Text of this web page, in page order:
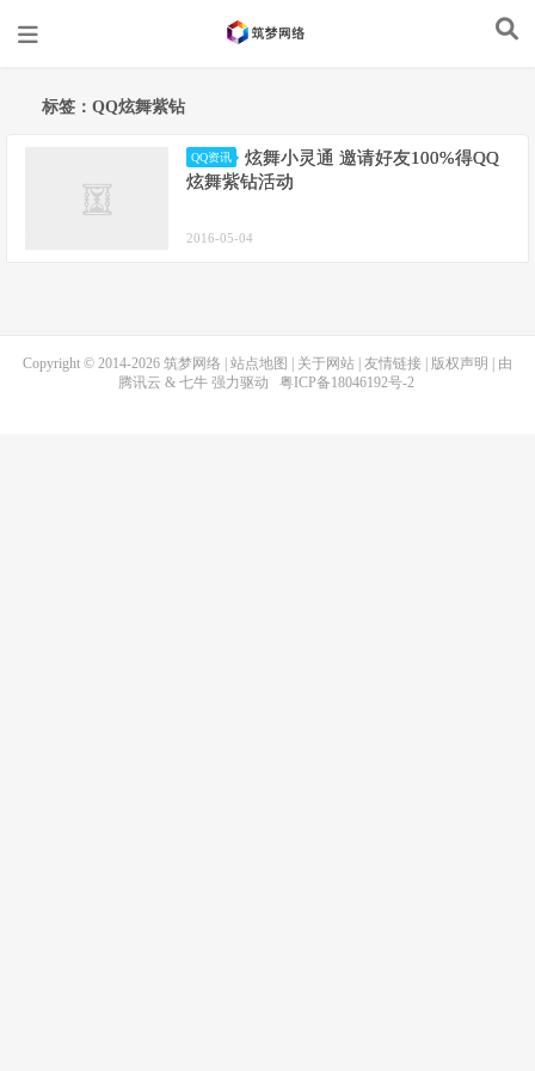
标签：QQ炫舞紫钻
QQ资讯
炫舞小灵通 邀请好友100%得QQ
炫舞紫钻活动
2016-05-04
Copyright © 2014-2026 筑梦网络 站点地图 关于网站 友情链接 版权声明
| 由
腾讯云 & 七牛强力驱动 粤ICP备18046192号-2